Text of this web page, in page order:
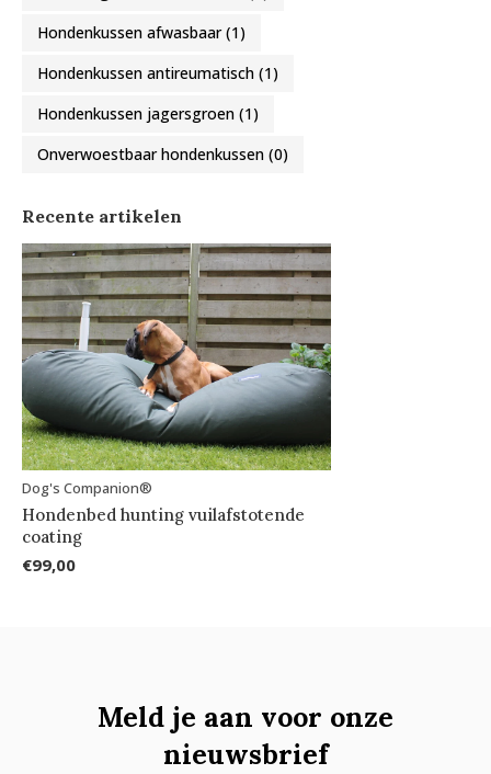
Hondenkussen afwasbaar(1)
Hondenkussen antireumatisch (1)
Hondenkussen jagersgroen (1)
Onverwoestbaar hondenkussen (0)
Recente artikelen
Dog's Companion®
Hondenbed hunting vuilafstotende
coating
€99,00
Meld je aan voor onze
nieuwsbrief